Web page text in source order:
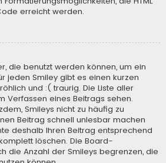
erreicht werden.
die benutzt werden können, um ein
jeden Smiley gibt es einen kurzen
und :( traurig. Die Liste aller
Verfassen eines Beitrags sehen.
Smileys nicht zu häufig zu
Beitrag schnell unlesbar machen
deshalb Ihren Beitrag entsprechend
löschen. Die Board-
die Anzahl der Smileys begrenzen, die